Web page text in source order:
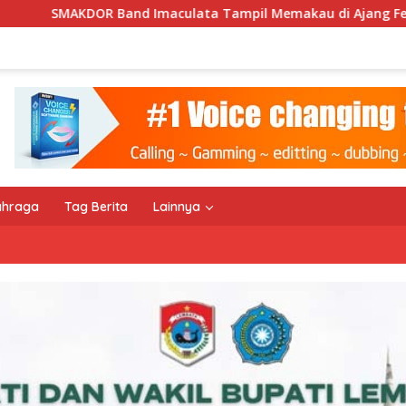
Tampil Memakau di Ajang Festival Bale Nagi
Tag Berita Lainnya